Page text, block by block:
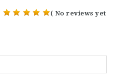
( No reviews yet